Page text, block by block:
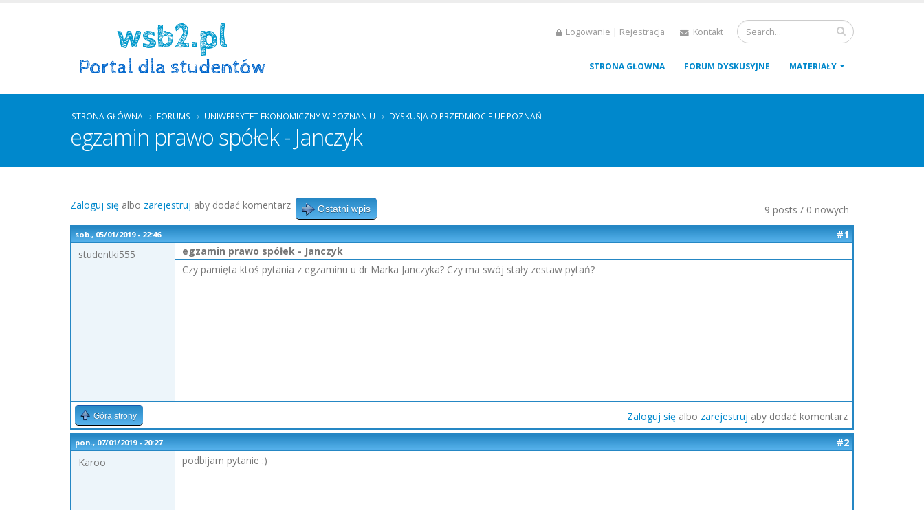
Logowanie | Rejestracja Kontakt
STRONA GŁOWNA FORUM DYSKUSYJNE MATERIAŁY
STRONA GŁÓWNA FORUMS UNIWERSYTET EKONOMICZNY W POZNANIU DYSKUSJA O PRZEDMIOCIE UE POZNAŃ
egzamin prawo spółek - Janczyk
9 posts / 0 nowych
Zaloguj się albo zarejestruj aby dodać komentarz Ostatni wpis
sob., 05/01/2019 - 22:46
#1
studentki555
egzamin prawo spółek - Janczyk
Czy pamięta ktoś pytania z egzaminu u dr Marka Janczyka? Czy ma swój stały zestaw pytań?
Góra strony Zaloguj się albo zarejestruj aby dodać komentarz
pon., 07/01/2019 - 20:27
#2
Karoo
podbijam pytanie :)